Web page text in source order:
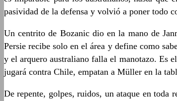
pasividad de la defensa y volvió a poner todo
Un centrito de Bozanic dio en la mano de
Persie recibe solo en el área y define como
y el arquero australiano falla el manotazo. Es
jugará contra Chile, empatan a Müller en la
De repente, golpes, ruidos, un ataque en toda